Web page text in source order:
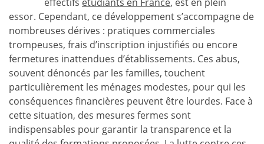
essor. Cependant, ce développement s’accompagne de
nombreuses dérives : pratiques commerciales
trompeuses, frais d’inscription injustifiés ou encore
fermetures inattendues d’établissements. Ces abus,
souvent dénoncés par les familles, touchent
particulièrement les ménages modestes, pour qui les
conséquences financières peuvent être lourdes. Face à
cette situation, des mesures fermes sont
indispensables pour garantir la transparence et la